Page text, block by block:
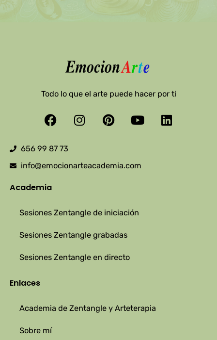
Todo lo que el arte puede hacer por ti
FacebookInstagram
PinterestYoutubeLinkedin
656 99 87 73
info@emocionarteacademia.com
Academia
Sesiones Zentangle de iniciación
Sesiones Zentangle grabadas
Sesiones Zentangle en directo
Enlaces
Academia de Zentangle y Arteterapia
Sobre mí